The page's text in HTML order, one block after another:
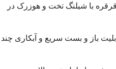
با شیلنگ تخت و هوزرک در
باز و بست سریع و آبکاری چند